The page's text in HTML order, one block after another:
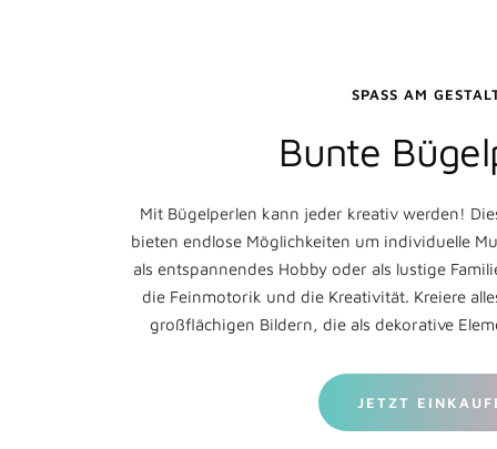
SPASS AM
Bunte
Mit Bügelperlen kann jeder kreativ werden!
bieten endlose Möglichkeiten um individuelle
als entspannendes Hobby oder als lustige
die Feinmotorik und die Kreativität. Kreiere
großflächigen Bildern, die als dekorative
JETZT